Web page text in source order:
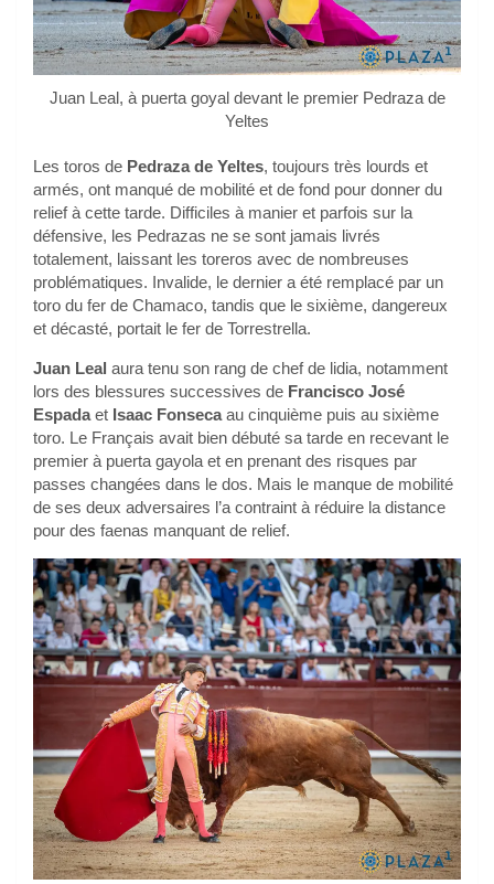
Juan Leal, à puerta goyal devant le premier Pedraza de
Yeltes
Les toros de Pedraza de Yeltes, toujours très lourds et
armés, ont manqué de mobilité et de fond pour donner du
relief à cette tarde. Difficiles à manier et parfois sur la
défensive, les Pedrazas ne se sont jamais livrés
totalement, laissant les toreros avec de nombreuses
problématiques. Invalide, le dernier a été remplacé par un
toro du fer de Chamaco, tandis que le sixième, dangereux
et décasté, portait le fer de Torrestrella.
Juan Leal aura tenu son rang de chef de lidia, notamment
lors des blessures successives de Francisco José
Espadaet Isaac Fonsecaau cinquième puis au sixième
toro. Le Français avait bien débuté sa tarde en recevant le
premier à puerta gayola et en prenant des risques par
passes changées dans le dos. Mais le manque de mobilité
de ses deux adversaires l’a contraint à réduire la distance
pour des faenas manquant de relief.